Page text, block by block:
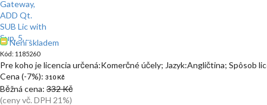
Není skladem
Kód: 1185260
Pre koho je licencia určená:Komerčné účely; Jazyk:Angličtina; Spôsob
Cena (-7%): 310 Kč
Běžná cena: 332 Kč
(ceny vč. DPH 21%)